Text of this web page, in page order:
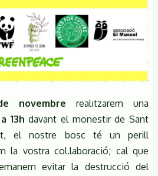
novembre realitzarem una
13h davant el monestir de Sant
el nostre bosc té un perill
la vostra col.laboració; cal que
evitar la destrucció del